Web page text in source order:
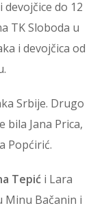
do 12
TK Sloboda u
i devojčica od
Srbije. Drugo
bila Jana Prica,
Popćirić.
Tepić i Lara
Minu Bačanin i